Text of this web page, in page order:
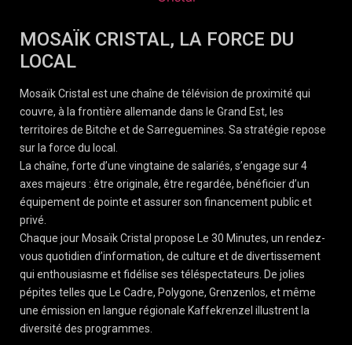
MOSAÏK CRISTAL, LA FORCE DU
LOCAL
Mosaïk Cristal est une chaîne de télévision de proximité qui
couvre, à la frontière allemande dans le Grand Est, les
territoires de Bitche et de Sarreguemines. Sa stratégie repose
sur la force du local.
La chaîne, forte d’une vingtaine de salariés, s’engage sur 4
axes majeurs : être originale, être regardée, bénéficier d’un
équipement de pointe et assurer son financement public et
privé.
Chaque jour Mosaïk Cristal propose Le 30 Minutes, un rendez-
vous quotidien d’information, de culture et de divertissement
qui enthousiasme et fidélise ses téléspectateurs. De jolies
pépites telles que Le Cadre, Polygone, Grenzenlos, et même
une émission en langue régionale Kaffekrenzel illustrent la
diversité des programmes.